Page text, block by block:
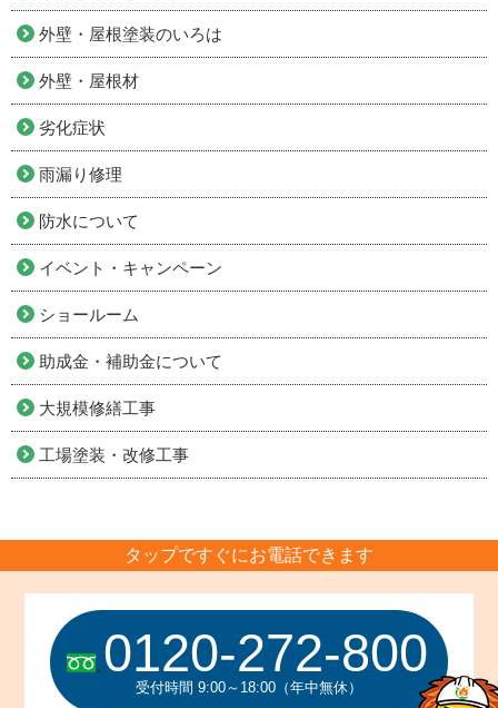
外壁・屋根塗装のいろは
外壁・屋根材
劣化症状
雨漏り修理
防水について
イベント・キャンペーン
ショールーム
助成金・補助金について
大規模修繕工事
工場塗装・改修工事
タップですぐにお電話できます
0120-272-800
受付時間 9:00～18:00（年中無休）